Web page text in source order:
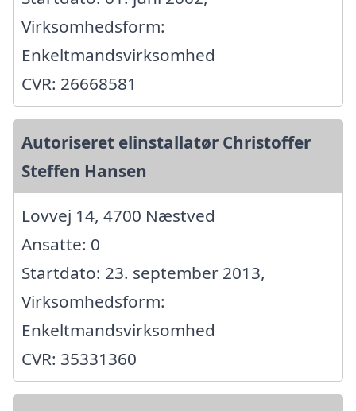
Virksomhedsform:
Enkeltmandsvirksomhed
CVR: 26668581
Autoriseret elinstallatør Christoffer
Steffen Hansen
Lovvej 14, 4700 Næstved
Ansatte: 0
Startdato: 23. september 2013,
Virksomhedsform:
Enkeltmandsvirksomhed
CVR: 35331360